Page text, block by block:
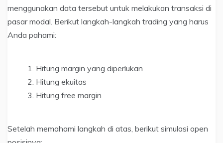
menggunakan data tersebut untuk melakukan transaksi di
pasar modal. Berikut langkah-langkah trading yang harus
Anda pahami:
Hitung margin yang diperlukan
Hitung ekuitas
Hitung free margin
Setelah memahami langkah di atas, berikut simulasi open